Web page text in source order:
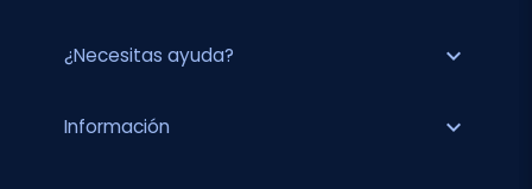
¿Necesitas ayuda? expand_more
Información expand_more